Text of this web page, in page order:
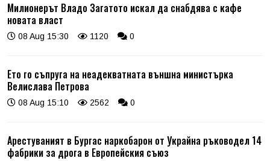
Милионерът Владо Загатото искал да снабдява с кафе
новата власт
08 Aug 15:30 1120 0
Ето го съпруга на неадекватната външна министърка
Велислава Петрова
08 Aug 15:10 2562 0
Арестуваният в Бургас наркобарон от Украйна ръководел 14
фабрики за дрога в Европейския съюз